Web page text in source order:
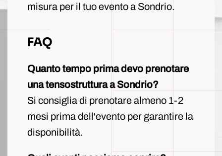
misura per il tuo evento a Sondrio.
FAQ
Quanto tempo prima devo prenotare
una tensostruttura a Sondrio?
Si consiglia di prenotare almeno 1-2
mesi prima dell'evento per garantire la
disponibilità.